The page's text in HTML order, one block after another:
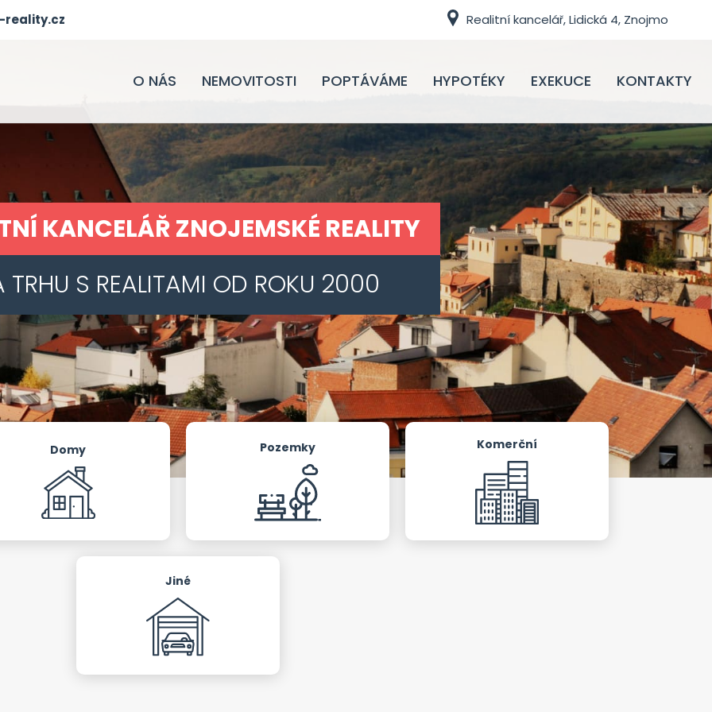
reality.cz Realitní kancelář, Lidická 4, Znojmo
O NÁS NEMOVITOSTI POPTÁVÁME HYPOTÉKY EXEKUCE KONTAKTY
KANCELÁŘ ZNOJEMSKÉ REALITY
TRHU S REALITAMI OD ROKU 2000
Domy Pozemky Komerční
Jiné